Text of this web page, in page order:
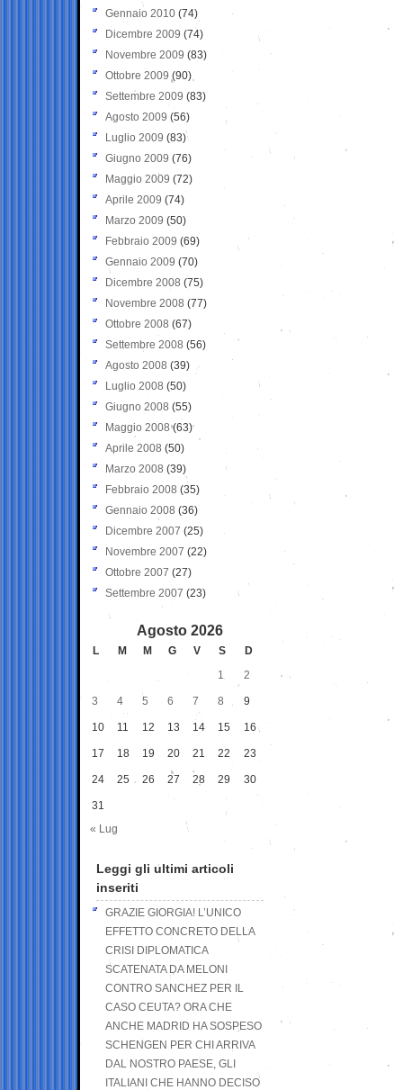
Gennaio 2010 (74)
Dicembre 2009 (74)
Novembre 2009 (83)
Ottobre 2009 (90)
Settembre 2009 (83)
Agosto 2009 (56)
Luglio 2009 (83)
Giugno 2009 (76)
Maggio 2009 (72)
Aprile 2009 (74)
Marzo 2009 (50)
Febbraio 2009 (69)
Gennaio 2009 (70)
Dicembre 2008 (75)
Novembre 2008 (77)
Ottobre 2008 (67)
Settembre 2008 (56)
Agosto 2008 (39)
Luglio 2008 (50)
Giugno 2008 (55)
Maggio 2008(63)
Aprile 2008 (50)
Marzo 2008 (39)
Febbraio 2008 (35)
Gennaio 2008 (36)
Dicembre 2007 (25)
Novembre 2007 (22)
Ottobre 2007 (27)
Settembre 2007 (23)
Agosto 2026
L M M G V S
D
1
2
3 4 5 6 7 8 9
10 11 12 13 14 15 16
17 18 19 20 21 22 23
24 25 26 27 28 29 30
31
« Lug
Leggi gli ultimi articoli
inseriti
GRAZIE GIORGIA! L’UNICO
EFFETTO CONCRETO DELLA
CRISI DIPLOMATICA
SCATENATA DA MELONI
CONTRO SANCHEZ PER IL
CASO CEUTA? ORA CHE
ANCHE MADRID HA SOSPESO
SCHENGEN PER CHI ARRIVA
DAL NOSTRO PAESE, GLI
ITALIANI CHE HANNO DECISO